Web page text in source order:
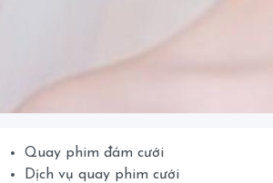
Quay phim đám cưới
Dịch vụ quay phim cưới